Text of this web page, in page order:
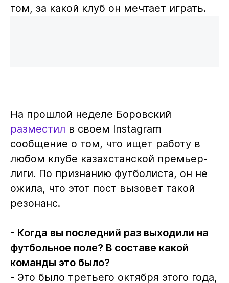
том, за какой клуб он мечтает играть.
На прошлой неделе Боровский
разместил в своем Instagram
сообщение о том, что ищет работу в
любом клубе казахстанской премьер-
лиги. По признанию футболиста, он не
ожила, что этот пост вызовет такой
резонанс.
- Когда вы последний раз выходили на
футбольное поле? В составе какой
команды это было?
- Это было третьего октября этого года,